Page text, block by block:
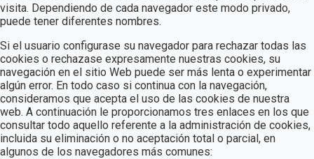
visita. Dependiendo de cada navegador este modo privado,
puede tener diferentes nombres.
Si el usuario configurase su navegador para rechazar todas las
cookies o rechazase expresamente nuestras cookies, su
navegación en el sitio Web puede ser más lenta o experimentar
algún error. En todo caso si continua con la navegación,
consideramos que acepta el uso de las cookies de nuestra
web. A continuación le proporcionamos tres enlaces en los que
consultar todo aquello referente a la administración de cookies,
incluida su eliminación o no aceptación total o parcial, en
algunos de los navegadores más comunes: